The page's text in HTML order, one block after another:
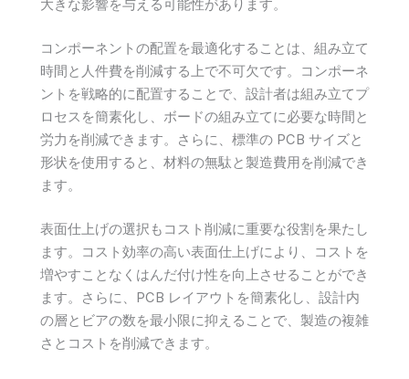
大きな影響を与える可能性があります。
コンポーネントの配置を最適化することは、組み立て
時間と人件費を削減する上で不可欠です。コンポーネ
ントを戦略的に配置することで、設計者は組み立てプ
ロセスを簡素化し、ボードの組み立てに必要な時間と
労力を削減できます。さらに、標準の PCB サイズと
形状を使用すると、材料の無駄と製造費用を削減でき
ます。
表面仕上げの選択もコスト削減に重要な役割を果たし
ます。コスト効率の高い表面仕上げにより、コストを
増やすことなくはんだ付け性を向上させることができ
ます。さらに、PCB レイアウトを簡素化し、設計内
の層とビアの数を最小限に抑えることで、製造の複雑
さとコストを削減できます。